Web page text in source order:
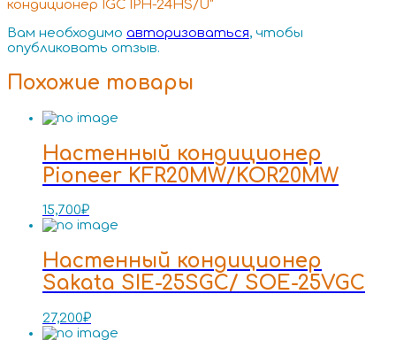
кондиционер IGC IPH-24HS/U”
Вам необходимо авторизоваться, чтобы
опубликовать отзыв.
Похожие товары
Настенный кондиционер
Pioneer KFR20MW/KOR20MW
15,700₽
Настенный кондиционер
Sakata SIE-25SGC/ SOE-25VGC
27,200₽